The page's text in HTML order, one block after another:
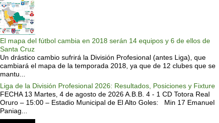
El mapa del fútbol cambia en 2018 serán 14 equipos y 6 de ellos de
Santa Cruz
Un drástico cambio sufrirá la División Profesional (antes Liga), que
cambiará el mapa de la temporada 2018, ya que de 12 clubes que se
mantu...
Liga de la División Profesional 2026: Resultados, Posiciones y Fixture
FECHA 13 Martes, 4 de agosto de 2026 A.B.B. 4 - 1 CD Totora Real
Oruro – 15:00 – Estadio Municipal de El Alto Goles: Min 17 Emanuel
Paniag...